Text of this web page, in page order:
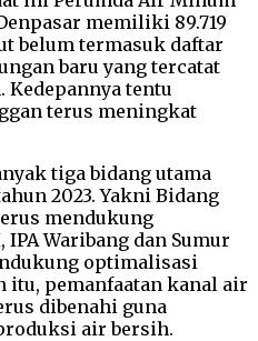
memiliki 89.719
belum termasuk daftar
baru yang tercatat
Kedepannya tentu
terus meningkat
tiga bidang utama
2023. Yakni Bidang
mendukung
Waribang dan Sumur
optimalisasi
itu, pemanfaatan kanal air
dibenahi guna
air bersih.